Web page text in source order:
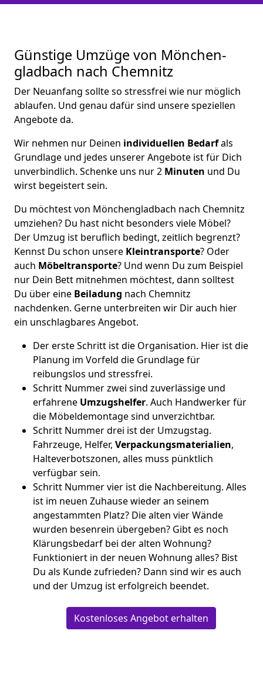
Günstige Umzüge von Mönchen­
gladbach nach Chemnitz
Der Neuanfang sollte so stressfrei wie nur möglich
ablaufen. Und genau dafür sind unsere speziellen
Angebote da.
Wir nehmen nur Deinen individuellen Bedarfals
Grundlage und jedes unserer Angebote ist für Dich
unverbindlich. Schenke uns nur 2 Minuten und Du
wirst begeistert sein.
Du möchtest von Mönchen­gladbach nach Chemnitz
umziehen? Du hast nicht besonders viele Möbel?
Der Umzug ist beruflich bedingt, zeitlich begrenzt?
Kennst Du schon unsere Kleintransporte? Oder
auch Möbeltransporte? Und wenn Du zum Beispiel
nur Dein Bett mitnehmen möchtest, dann solltest
Du über eine Beiladung nach Chemnitz
nachdenken. Gerne unterbreiten wir Dir auch hier
ein unschlagbares Angebot.
Der erste Schritt ist die Organisation. Hier ist die
Planung im Vorfeld die Grundlage für
reibungslos und stressfrei.
Schritt Nummer zwei sind zuverlässige und
erfahrene Umzugshelfer. Auch Handwerker für
die Möbeldemontage sind unverzichtbar.
Schritt Nummer drei ist der Umzugstag.
Fahrzeuge, Helfer, Verpackungsmaterialien,
Halteverbotszonen, alles muss pünktlich
verfügbar sein.
Schritt Nummer vier ist die Nachbereitung. Alles
ist im neuen Zuhause wieder an seinem
angestammten Platz? Die alten vier Wände
wurden besenrein übergeben? Gibt es noch
Klärungsbedarf bei der alten Wohnung?
Funktioniert in der neuen Wohnung alles? Bist
Du als Kunde zufrieden? Dann sind wir es auch
und der Umzug ist erfolgreich beendet.
Kostenloses Angebot erhalten